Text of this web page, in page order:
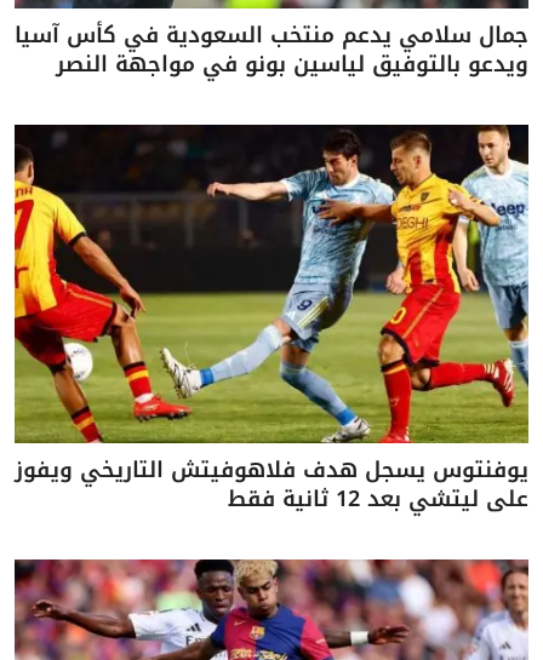
جمال سلامي يدعم منتخب السعودية في كأس آسيا
ويدعو بالتوفيق لياسين بونو في مواجهة النصر
يوفنتوس يسجل هدف فلاهوفيتش التاريخي ويفوز
على ليتشي بعد 12 ثانية فقط